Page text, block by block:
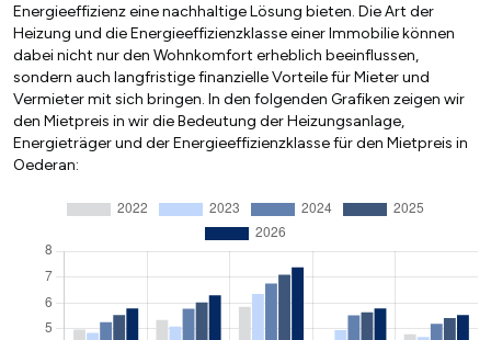
Energieeffizienz eine nachhaltige Lösung bieten. Die Art der
Heizung und die Energieeffizienzklasse einer Immobilie können
dabei nicht nur den Wohnkomfort erheblich beeinflussen,
sondern auch langfristige finanzielle Vorteile für Mieter und
Vermieter mit sich bringen. In den folgenden Grafiken zeigen wir
den Mietpreis in wir die Bedeutung der Heizungsanlage,
Energieträger und der Energieeffizienzklasse für den Mietpreis in
Oederan: